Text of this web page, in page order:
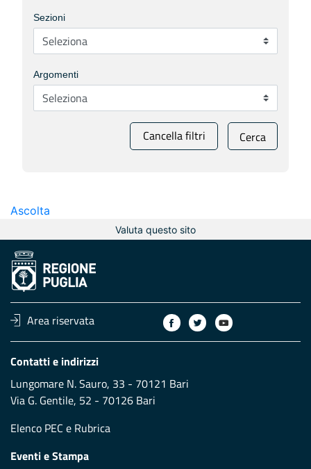
Sezioni
Argomenti
Cancella filtri Cerca
Ascolta
Valuta questo sito
Area riservata
Contatti e indirizzi
Lungomare N. Sauro, 33 - 70121 Bari
Via G. Gentile, 52 - 70126 Bari
Elenco PEC e Rubrica
Eventi e Stampa